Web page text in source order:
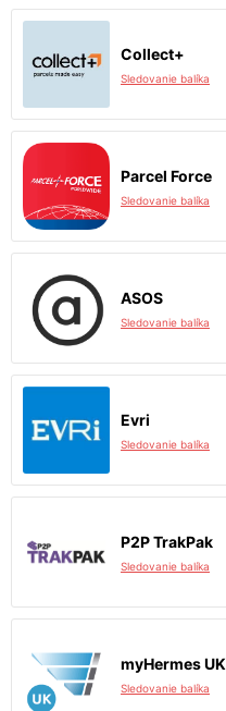
Collect+
Sledovanie balíka
Parcel Force
Sledovanie balíka
ASOS
Sledovanie balíka
Evri
Sledovanie balíka
P2P TrakPak
Sledovanie balíka
myHermes UK
Sledovanie balíka